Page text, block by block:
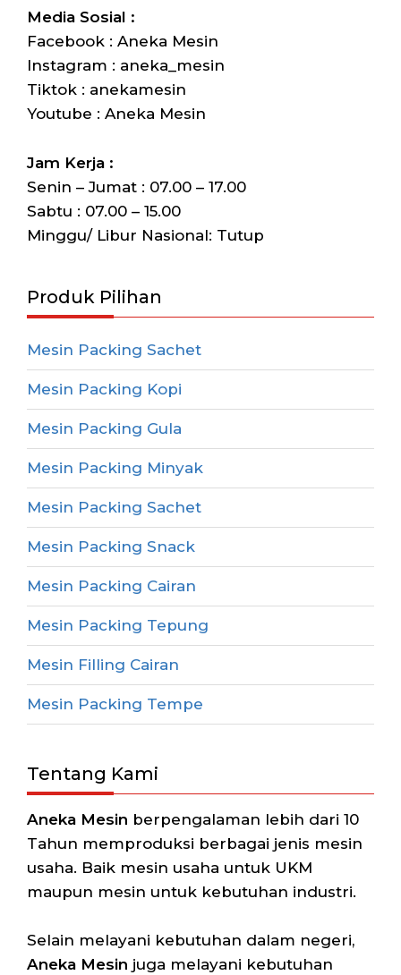
Media Sosial :
Facebook : Aneka Mesin
Instagram : aneka_mesin
Tiktok : anekamesin
Youtube : Aneka Mesin
Jam Kerja :
Senin – Jumat : 07.00 – 17.00
Sabtu : 07.00 – 15.00
Minggu/ Libur Nasional: Tutup
Produk Pilihan
Mesin Packing Sachet
Mesin Packing Kopi
Mesin Packing Gula
Mesin Packing Minyak
Mesin Packing Sachet
Mesin Packing Snack
Mesin Packing Cairan
Mesin Packing Tepung
Mesin Filling Cairan
Mesin Packing Tempe
Tentang Kami
Aneka Mesin berpengalaman lebih dari 10
Tahun memproduksi berbagai jenis mesin
usaha. Baik mesin usaha untuk UKM
maupun mesin untuk kebutuhan industri.
Selain melayani kebutuhan dalam negeri,
Aneka Mesin juga melayani kebutuhan